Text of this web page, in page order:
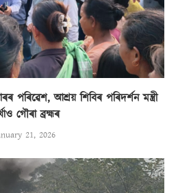
পৰিৱেশ, আশ্ৰয় শিবিৰ পৰিদৰ্শন মন্ত্ৰী
গৌৰা ব্ৰহ্মৰ
21, 2026